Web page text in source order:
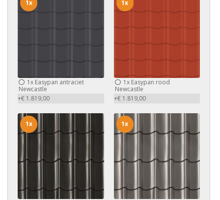
1x Easypan antraciet
Newcastle
+€ 1.819,00
1x
1xEasypan rood
Newcastle
+€ 1.819,00
1x
1x 1x